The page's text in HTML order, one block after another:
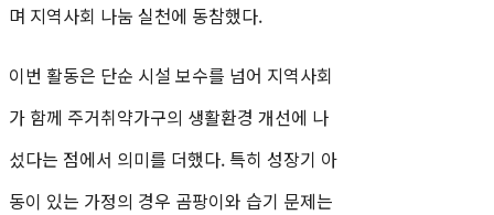
며 지역사회 나눔 실천에 동참했다.
이번 활동은 단순 시설 보수를 넘어 지역사회
가 함께 주거취약가구의 생활환경 개선에 나
섰다는 점에서 의미를 더했다. 특히 성장기 아
동이 있는 가정의 경우 곰팡이와 습기 문제는